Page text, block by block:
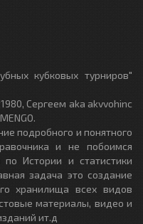
кубковых турниров"
Сергеем aka akvvohinc
подробного и понятного
и не побоимся
Истории и статистики
задача это создание
хранилища всех видов
материалы, видео и
ит.д